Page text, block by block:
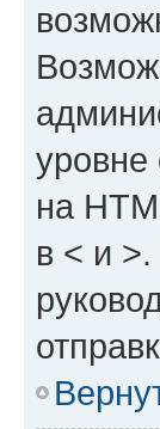
на
в < и